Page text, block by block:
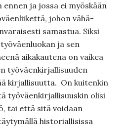
ja jossa ei myöskään
johon vähä-
samastua. Siksi
ja sen
aikakautena on vaikea
työväenkirjallisuuden
kirjallisuutta. On kuitenkin
työväenkirjallisuuskin olisi
tai että sitä voidaan
historiallisissa